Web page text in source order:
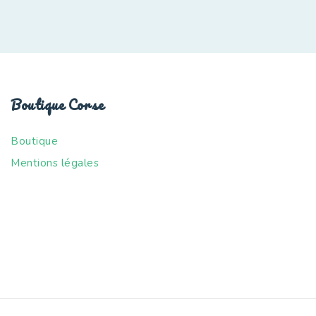
Boutique Corse
Boutique
Mentions légales